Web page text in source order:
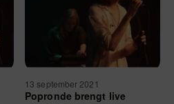
13 september 2021
Popronde brengt live